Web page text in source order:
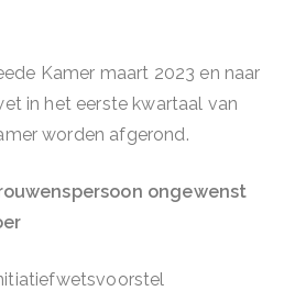
Kamer maart 2023 en naar
in het eerste kwartaal van
worden afgerond.
ongewenst